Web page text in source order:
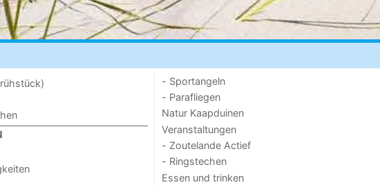
- Sportangeln
- Parafliegen
Natur Kaapduinen
Veranstaltungen
- Zoutelande Actief
- Ringstechen
Essen und trinken